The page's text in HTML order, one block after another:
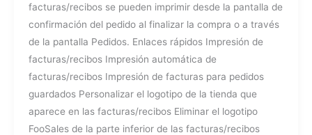
facturas/recibos se pueden imprimir desde la pantalla de
confirmación del pedido al finalizar la compra o a través
de la pantalla Pedidos. Enlaces rápidos Impresión de
facturas/recibos Impresión automática de
facturas/recibos Impresión de facturas para pedidos
guardados Personalizar el logotipo de la tienda que
aparece en las facturas/recibos Eliminar el logotipo
FooSales de la parte inferior de las facturas/recibos